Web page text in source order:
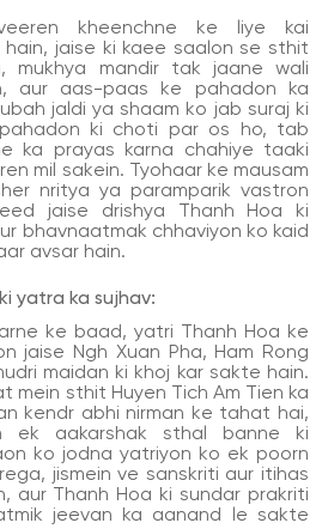
kheenchne ke liye kai
jaise ki kaee saalon se sthit
mukhya mandir tak jaane wali
aur aas-paas ke pahadon ka
jaldi ya shaam ko jab suraj ki
ki choti par os ho, tab
ka prayas karna chahiye taaki
mil sakein. Tyohaar ke mausam
nritya ya paramparik vastron
jaise drishya Thanh Hoa ki
bhavnaatmak chhaviyon ko kaid
avsar hain.
yatra ka sujhav:
ke baad, yatri Thanh Hoa ke
jaise Ngh Xuan Pha, Ham Rong
maidan ki khoj kar sakte hain.
mein sthit Huyen Tich Am Tien ka
kendr abhi nirman ke tahat hai,
ek aakarshak sthal banne ki
ko jodna yatriyon ko ek poorn
jismein ve sanskriti aur itihas
aur Thanh Hoa ki sundar prakriti
jeevan ka aanand le sakte